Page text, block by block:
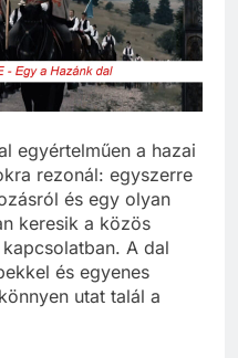
egyértelműen a hazai
rezonál: egyszerre
és egy olyan
keresik a közös
A dal
és egyenes
utat talál a